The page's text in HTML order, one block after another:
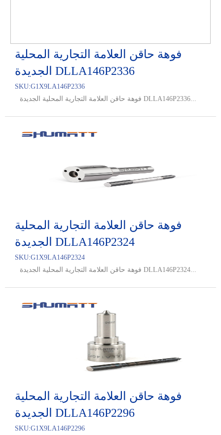
فوهة حاقن العلامة التجارية المحلية
الجديدة DLLA146P2336
SKU:G1X9LA146P2336
فوهة حاقن العلامة التجارية المحلية الجديدة DLLA146P2336...
فوهة حاقن العلامة التجارية المحلية
الجديدة DLLA146P2324
SKU:G1X9LA146P2324
فوهة حاقن العلامة التجارية المحلية الجديدة DLLA146P2324...
فوهة حاقن العلامة التجارية المحلية
الجديدة DLLA146P2296
SKU:G1X9LA146P2296